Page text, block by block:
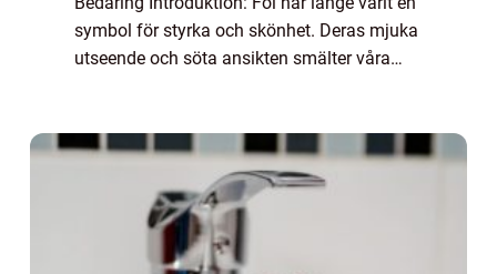
symbol för styrka och skönhet. Deras mjuka
utseende och söta ansikten smälter våra